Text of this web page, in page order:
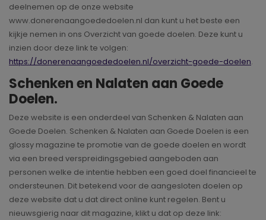
deelnemen op de onze website
www.donerenaangoededoelen.nl dan kunt u het beste een
kijkje nemen in ons Overzicht van goede doelen. Deze kunt u
inzien door deze link te volgen:
https://donerenaangoededoelen.nl/overzicht-goede-doelen.
Schenken en Nalaten aan Goede
Doelen.
Deze website is een onderdeel van Schenken & Nalaten aan
Goede Doelen. Schenken & Nalaten aan Goede Doelen is een
glossy magazine te promotie van de goede doelen en wordt
via een breed verspreidingsgebied aangeboden aan
personen welke de intentie hebben een goed doel financieel te
ondersteunen. Dit betekend voor de aangesloten doelen op
deze website dat u dat direct online kunt regelen. Bent u
nieuwsgierig naar dit magazine, klikt u dat op deze link: